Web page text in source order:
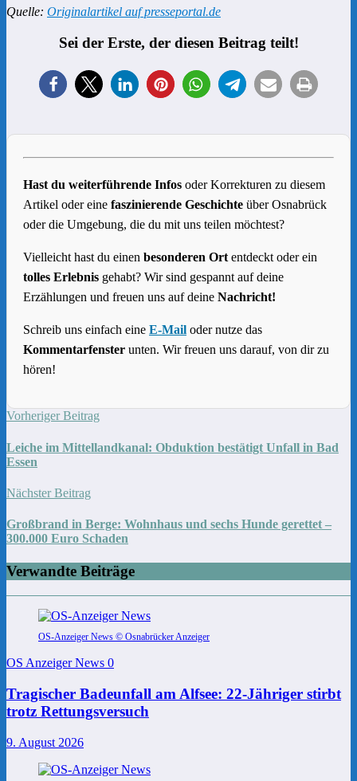
Quelle: Originalartikel auf presseportal.de
Sei der Erste, der diesen Beitrag teilt!
Hast du weiterführende Infos oder Korrekturen zu diesem
Artikel oder eine faszinierende Geschichte über Osnabrück
oder die Umgebung, die du mit uns teilen möchtest?
Vielleicht hast du einen besonderen Ort entdeckt oder ein
tolles Erlebnis gehabt? Wir sind gespannt auf deine
Erzählungen und freuen uns auf deine Nachricht!
Schreib uns einfach eine E-Mail oder nutze das
Kommentarfenster unten. Wir freuen uns darauf, von dir zu
hören!
Vorheriger Beitrag
Leiche im Mittellandkanal: Obduktion bestätigt Unfall in Bad
Essen
Nächster Beitrag
Großbrand in Berge: Wohnhaus und sechs Hunde gerettet –
300.000 Euro Schaden
Verwandte Beiträge
OS-Anzeiger News © Osnabrücker Anzeiger
OS Anzeiger News 0
Tragischer Badeunfall am Alfsee: 22-Jähriger stirbt
trotz Rettungsversuch
9. August 2026